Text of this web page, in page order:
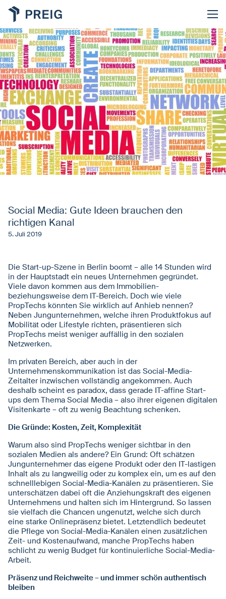
5. Juli 2019
Social Media: Gute Ideen brauchen den
richtigen Kanal
Die Start-up-Szene in Berlin boomt – alle 14 Stunden wird
in der Hauptstadt ein neues Unternehmen gegründet.
Viele davon kommen aus dem Immobilien-
beziehungsweise dem IT-Bereich. Doch wie viele
PropTechs könnten Sie wirklich auf Anhieb nennen?
Neben Jungunternehmen, welche ihren Produktfokus auf
Mobilität oder Lifestyle richten, präsentieren sich
PropTechs meist weniger auffällig in den sozialen
Netzwerken.
Im privaten Bereich, aber auch in der
Unternehmenskommunikation ist das Social-Media-
Zeitalter inzwischen vollständig angekommen. Auch
deshalb scheint es paradox, dass gerade IT-affine Start-
ups dem Thema Social Media – also ihrer eigenen digitalen
Visitenkarte – oft zu wenig Beachtung schenken.
Die Gründe: Kosten, Zeit, Komplexität
Warum also sind PropTechs weniger sichtbar in den
sozialen Medien als andere? Ein Grund: Oft schätzen
Jungunternehmer das eigene Produkt oder den IT-lastigen
Inhalt als zu langweilig oder zu komplex ein, um es auf den
schnelllebigen Social-Media-Kanälen zu präsentieren. Sie
unterschätzen dabei oft die Anziehungskraft des eigenen
Unternehmens und halten sich im Hintergrund. So lassen
sie vielfach die Chancen ungenutzt, welche sich durch
eine starke Onlinepräsenz bietet. Letztendlich bedeutet
die Pflege von Social-Media-Kanälen einen zusätzlichen
Zeit- und Kostenaufwand, manche PropTechs haben
schlicht zu wenig Budget für kontinuierliche Social-Media-
Arbeit.
Präsenz und Reichweite – und immer schön authentisch
bleiben